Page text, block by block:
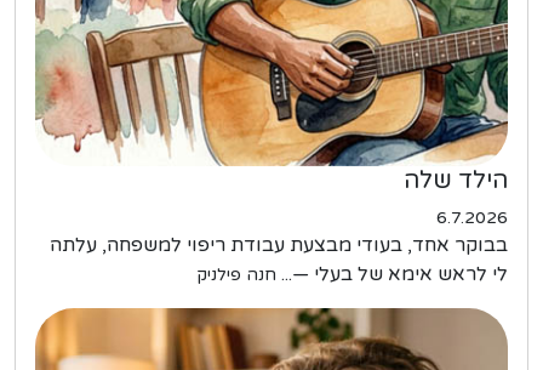
הילד שלה
6.7.2026
בבוקר אחד, בעודי מבצעת עבודת ריפוי למשפחה, עלתה
לי לראש אימא של בעלי —... חנה פילניק